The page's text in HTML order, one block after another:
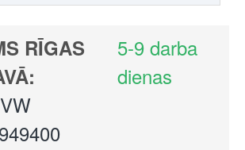
RĪGAS
5-9 darba
dienas
VW